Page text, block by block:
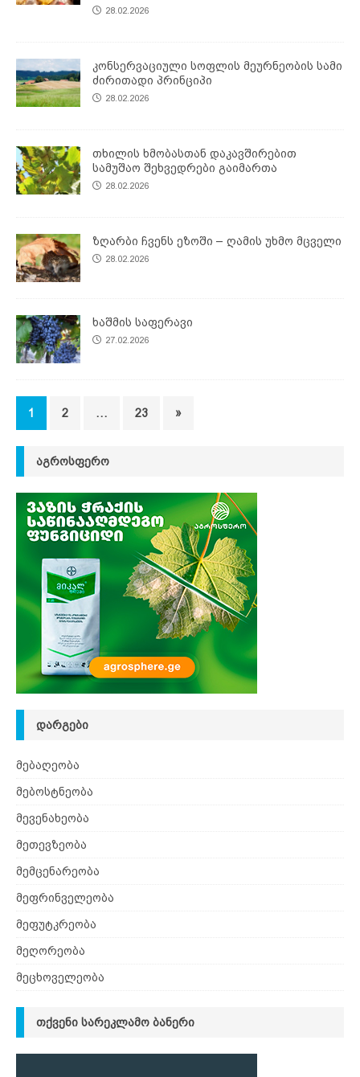
28.02.2026
კონსერვაციული სოფლის მეურნეობის სამი
ძირითადი პრინციპი
28.02.2026
თხილის ხმობასთან დაკავშირებით
სამუშაო შეხვედრები გაიმართა
28.02.2026
ზღარბი ჩვენს ეზოში – ღამის უხმო მცველი
28.02.2026
ხაშმის საფერავი
27.02.2026
1 2 … 23 »
ᲐᲒᲠᲝᲡᲤᲔᲠᲝ
ᲓᲐᲠᲒᲔᲑᲘ
მებაღეობა
მებოსტნეობა
მევენახეობა
მეთევზეობა
მემცენარეობა
მეფრინველეობა
მეფუტკრეობა
მეღორეობა
მეცხოველეობა
ᲗᲥᲕᲔᲜᲘ ᲡᲐᲠᲔᲙᲚᲐᲛᲝ ᲑᲐᲜᲔᲠᲘ